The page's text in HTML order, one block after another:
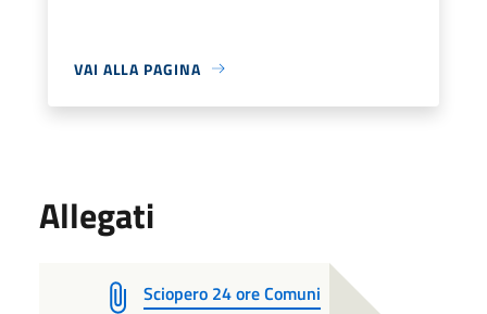
VAI ALLA PAGINA
Allegati
Sciopero 24 ore Comuni